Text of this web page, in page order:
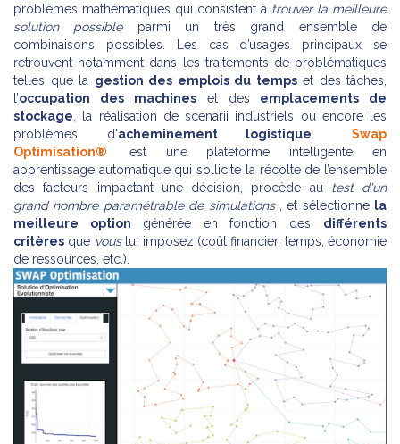
problèmes mathématiques qui consistent à trouver la meilleure
solution possible parmi un très grand ensemble de
combinaisons possibles. Les cas d’usages principaux se
retrouvent notamment dans les traitements de problématiques
telles que la gestion des emplois du tempset des tâches,
l’occupation des machines et des emplacements de
stockage, la réalisation de scenarii industriels ou encore les
problèmes d'acheminement logistique.
Swap
Optimisation®
est une plateforme intelligente en
apprentissage automatique qui sollicite la récolte de l’ensemble
des facteurs impactant une décision, procède au test d'un
grand nombre paramétrable de simulations , et sélectionne la
meilleure option générée en fonction des différents
critères que vouslui imposez (coût financier, temps, économie
de ressources, etc.).